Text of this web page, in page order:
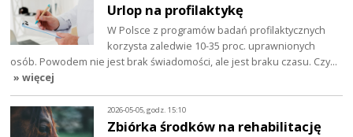
Urlop na profilaktykę
W Polsce z programów badań profilaktycznych
korzysta zaledwie 10-35 proc. uprawnionych
osób. Powodem nie jest brak świadomości, ale jest braku czasu. Czy…
» więcej
2026-05-05, godz. 15:10
Zbiórka środków na rehabilitację